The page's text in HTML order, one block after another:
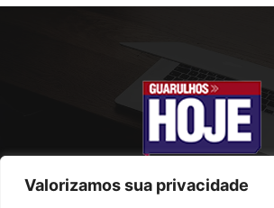
Valorizamos sua privacidade